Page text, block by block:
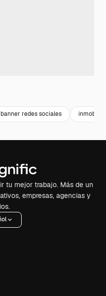
banner redes sociales
tu mejor trabajo. Más de un
empresas, agencias y